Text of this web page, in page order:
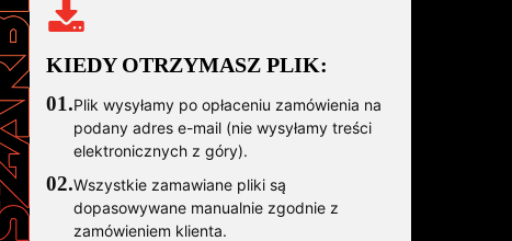
KIEDY OTRZYMASZ PLIK:
01.Plik wysyłamy po opłaceniu zamówienia na
podany adres e-mail (nie wysyłamy treści
elektronicznych z góry).
02.Wszystkie zamawiane pliki są
dopasowywane manualnie zgodnie z
zamówieniem klienta.